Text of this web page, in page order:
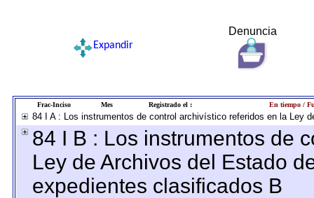
Denuncia
Expandir
Frac-Inciso Mes Registrado el : En tiempo /
84 I A : Los instrumentos de control archivístico referidos en la Ley
84 I B : Los instrumentos de
Ley de Archivos del Estado
expedientes clasificados B